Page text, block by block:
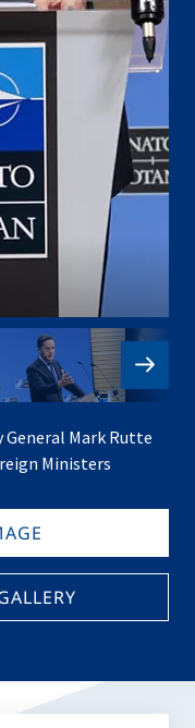
General Mark Rutte
Ministers